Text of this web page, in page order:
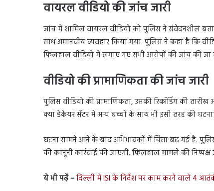
वायरल वीडियो की जांच जारी
जांच में शामिल वायरल वीडियो को पुलिस ने संवेदनशील
साथ अमानवीय व्यवहार किया गया. पुलिस ने कहा है कि
फिलहाल वीडियो में लगाए गए सभी आरोपों की जांच की जा
वीडियो की प्रामाणिकता की जांच जारी
पुलिस वीडियो की प्रामाणिकता, उसकी रिकॉर्डिंग की
क्या डेकेयर सेंटर में अन्य बच्चों के साथ भी इसी तरह की
घटना सामने आने के बाद अभिभावकों में चिंता बढ़ गई है.
की कानूनी कार्रवाई की जाएगी. फिलहाल मामले की
ये भी पढ़ें –दिल्ली में ISI के निर्देश पर काम करने वाले 4